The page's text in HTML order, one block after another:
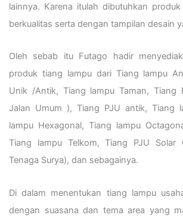
lainnya. Karena itulah dibutuhkan
berkualitas serta dengan tampilan desain
Oleh sebab itu Futago hadir
produk tiang lampu dari Tiang lampu
Unik /Antik, Tiang lampu Taman, Tiang
Jalan Umum ), Tiang PJU antik, Tiang
lampu Hexagonal, Tiang lampu
Tiang lampu Telkom, Tiang PJU Solar
Tenaga Surya), dan sebagainya.
Di dalam menentukan tiang lampu
dengan suasana dan tema area yang